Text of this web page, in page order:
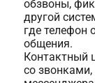
обзвоны,
другой
где телефон
общения.
Контактный
со